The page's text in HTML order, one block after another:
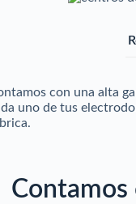
con una alta
uno de tus
Contamos